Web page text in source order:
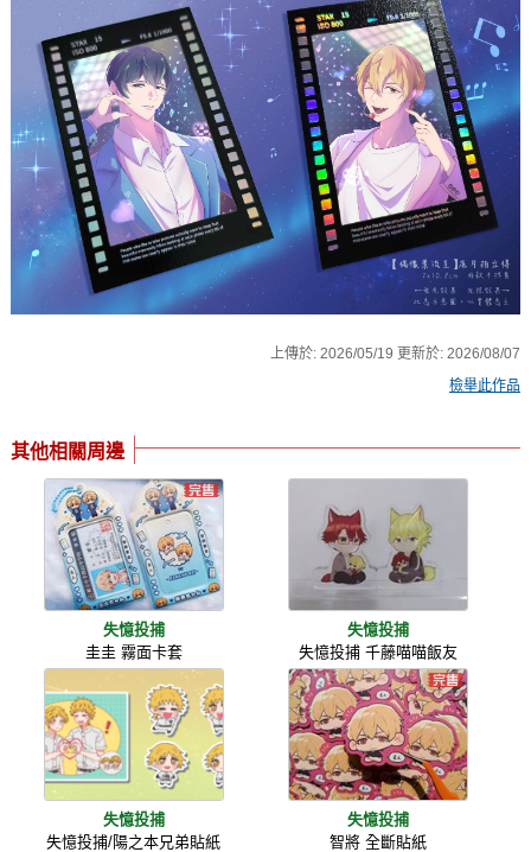
上傳於:2026/05/19 更新於:2026/08/07
檢舉此作品
其他相關周邊
失憶投捕
圭圭 霧面卡套
失憶投捕
失憶投捕 千藤喵喵飯友
失憶投捕
失憶投捕/陽之本兄弟貼紙
失憶投捕
智將 全斷貼紙